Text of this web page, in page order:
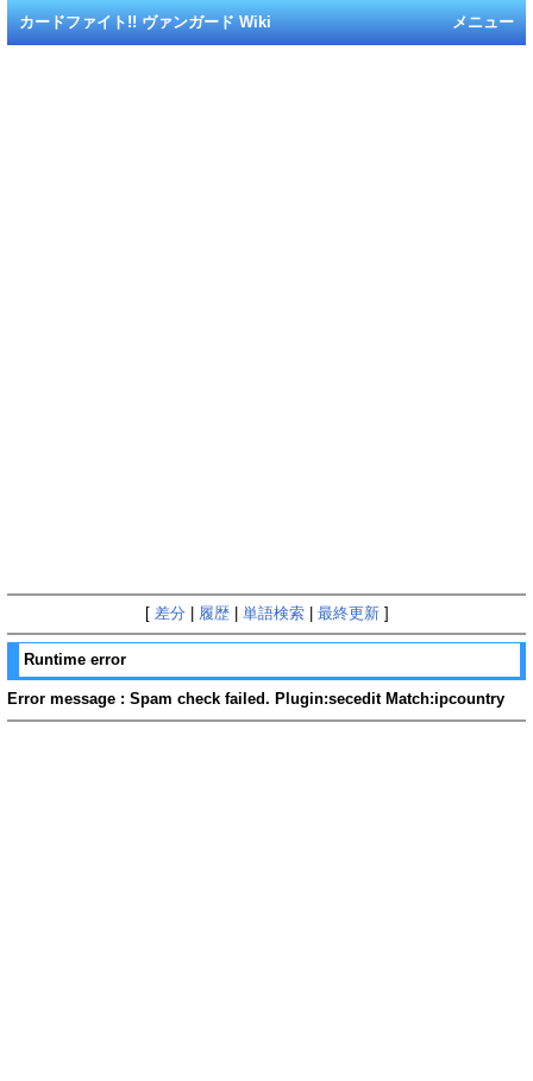
メニュー
カードファイト!! ヴァンガード Wiki
[ 差分 履歴| 単語検索| 最終更新]
Runtime error
Error message : Spam check failed. Plugin:secedit Match:ipcountry